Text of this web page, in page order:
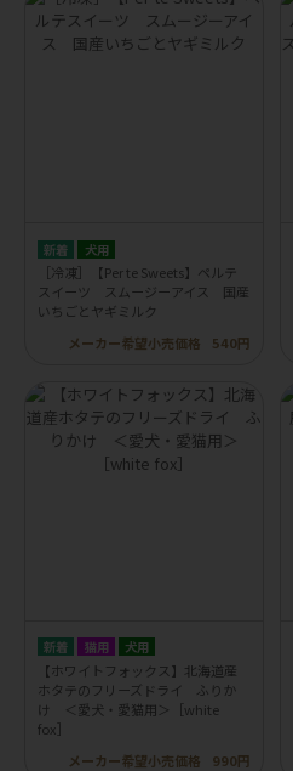
犬用
［冷凍］【Per te Sweets】ペルテ
スイーツ スムージーアイス 国産
いちごとヤギミルク
メーカー希望小売価格
540円
猫用 犬用
【ホワイトフォックス】北海道産
ホタテのフリーズドライ ふりか
け ＜愛犬・愛猫用＞［white
fox］
メーカー希望小売価格
990円